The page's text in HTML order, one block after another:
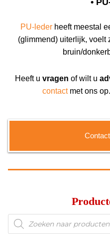
•
PU-leder heeft meestal
(glimmend) uiterlijk, voelt
bruin/
Heeft u vragen of wilt u
contactmet ons
Producten
zoeken